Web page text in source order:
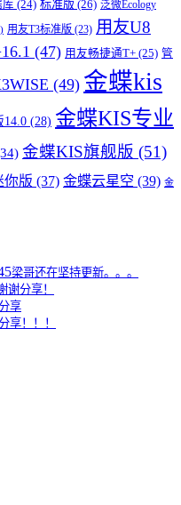
库 (24) 标准版 (26) 泛微Ecology
用友T3标准版 (23) 用友U8
(47) 用友畅捷通T+ (25) 管
(49) 金蝶kis
14.0 (28) 金蝶KIS专业
金蝶KIS旗舰版 (51)
你版 (37) 金蝶云星空 (39) 金
梁哥还在坚持更新。。。
谢分享！
享
享！！！